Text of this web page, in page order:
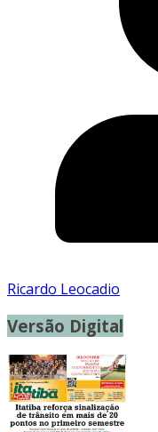
Ricardo Leocadio
Versão Digital